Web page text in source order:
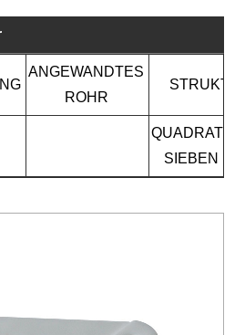
ANGEWANDTES
ROHR
SIEBEN